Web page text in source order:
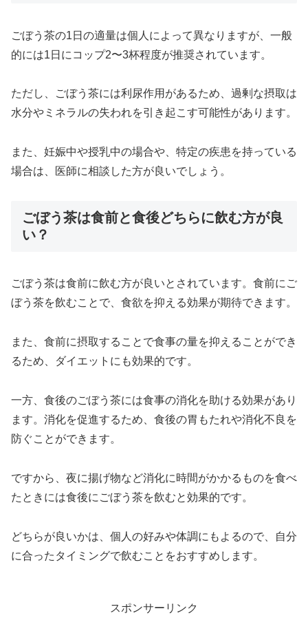
ごぼう茶の1日の適量は個人によって異なりますが、一般
的には1日にコップ2〜3杯程度が推奨されています。
ただし、ごぼう茶には利尿作用があるため、過剰な摂取は
水分やミネラルの失われを引き起こす可能性があります。
また、妊娠中や授乳中の場合や、特定の疾患を持っている
場合は、医師に相談した方が良いでしょう。
ごぼう茶は食前と食後どちらに飲む方が良
い？
ごぼう茶は食前に飲む方が良いとされています。食前にご
ぼう茶を飲むことで、食欲を抑える効果が期待できます。
また、食前に摂取することで食事の量を抑えることができ
るため、ダイエットにも効果的です。
一方、食後のごぼう茶には食事の消化を助ける効果があり
ます。消化を促進するため、食後の胃もたれや消化不良を
防ぐことができます。
ですから、夜に揚げ物など消化に時間がかかるものを食べ
たときには食後にごぼう茶を飲むと効果的です。
どちらが良いかは、個人の好みや体調にもよるので、自分
に合ったタイミングで飲むことをおすすめします。
スポンサーリンク